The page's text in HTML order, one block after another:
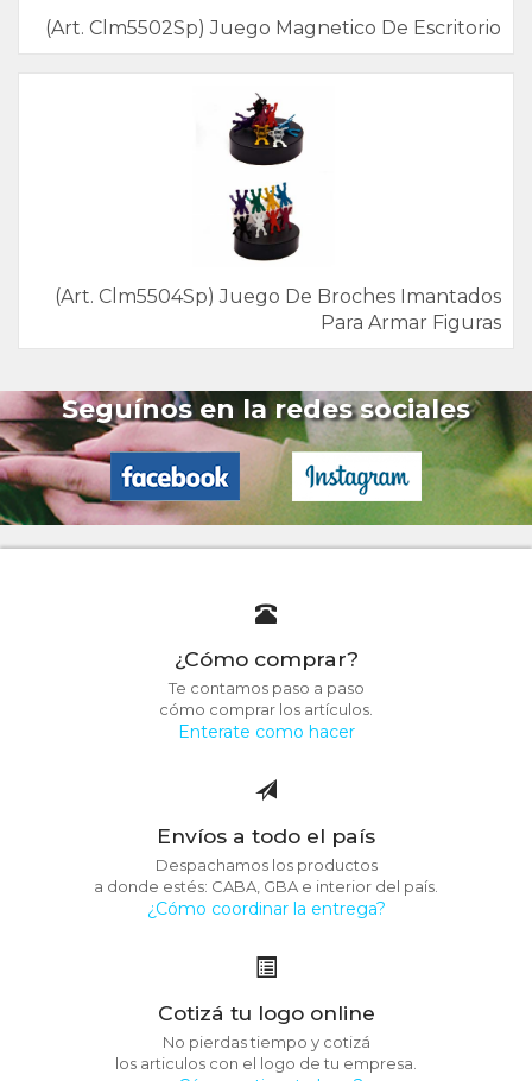
(Art. Clm5502Sp) Juego Magnetico De Escritorio
(Art. Clm5504Sp) Juego De Broches Imantados
Para Armar Figuras
Seguínos en la redes sociales
¿Cómo comprar?
Te contamos paso a paso
cómo comprar los artículos.
Enterate como hacer
Envíos a todo el país
Despachamos los productos
a donde estés: CABA, GBA e interior del país.
¿Cómo coordinar la entrega?
Cotizá tu logo online
No pierdas tiempo y cotizá
los articulos con el logo de tu empresa.